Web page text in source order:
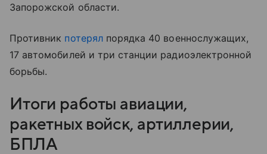
Запорожской области.
Противник потерялпорядка 40 военнослужащих,
17 автомобилей и три станции радиоэлектронной
борьбы.
Итоги работы авиации,
ракетных войск, артиллерии,
БПЛА